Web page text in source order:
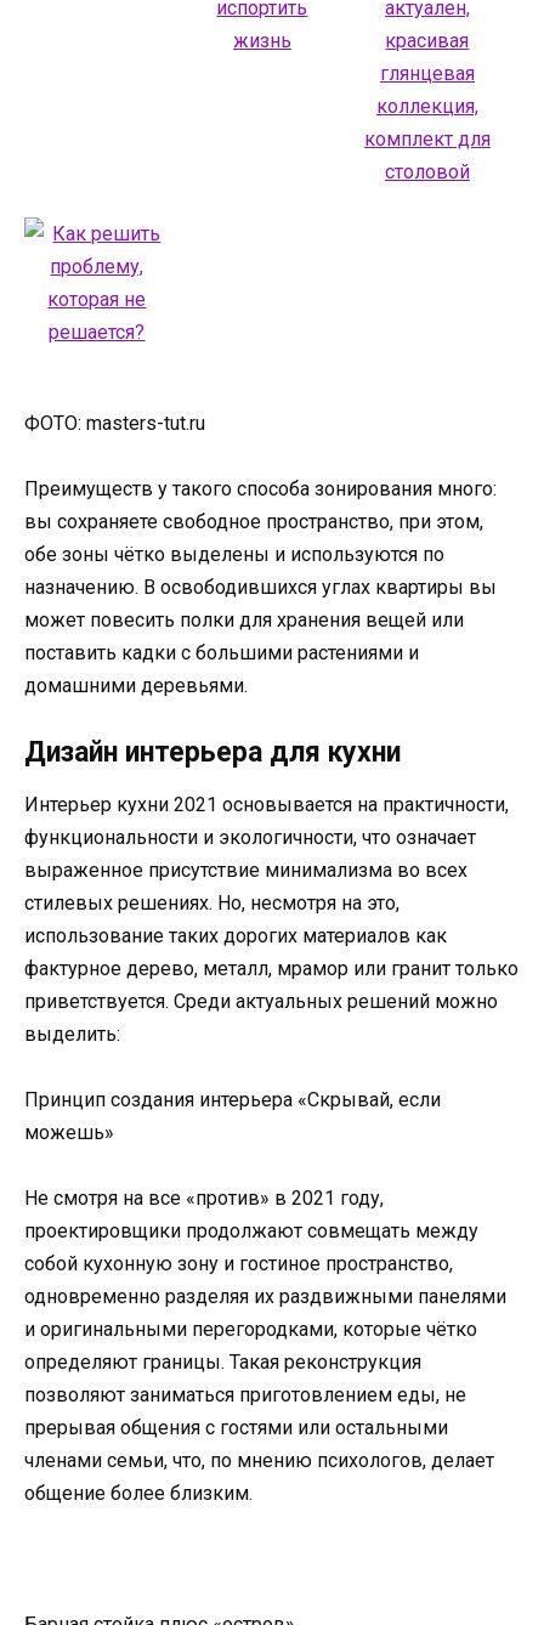
ФОТО: masters-tut.ru
Преимуществ у такого способа зонирования много:
вы сохраняете свободное пространство, при этом,
обе зоны чётко выделены и используются по
назначению. В освободившихся углах квартиры вы
может повесить полки для хранения вещей или
поставить кадки с большими растениями и
домашними деревьями.
Дизайн интерьера для кухни
Интерьер кухни 2021 основывается на практичности,
функциональности и экологичности, что означает
выраженное присутствие минимализма во всех
стилевых решениях. Но, несмотря на это,
использование таких дорогих материалов как
фактурное дерево, металл, мрамор или гранит только
приветствуется. Среди актуальных решений можно
выделить:
Принцип создания интерьера «Скрывай, если
можешь»
Не смотря на все «против» в 2021 году,
проектировщики продолжают совмещать между
собой кухонную зону и гостиное пространство,
одновременно разделяя их раздвижными панелями
и оригинальными перегородками, которые чётко
определяют границы. Такая реконструкция
позволяют заниматься приготовлением еды, не
прерывая общения с гостями или остальными
членами семьи, что, по мнению психологов, делает
общение более близким.